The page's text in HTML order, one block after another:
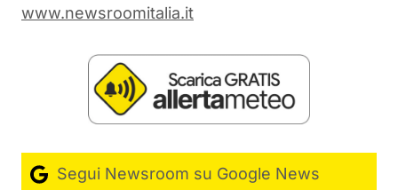
www.newsroomitalia.it
Segui Newsroom su Google News